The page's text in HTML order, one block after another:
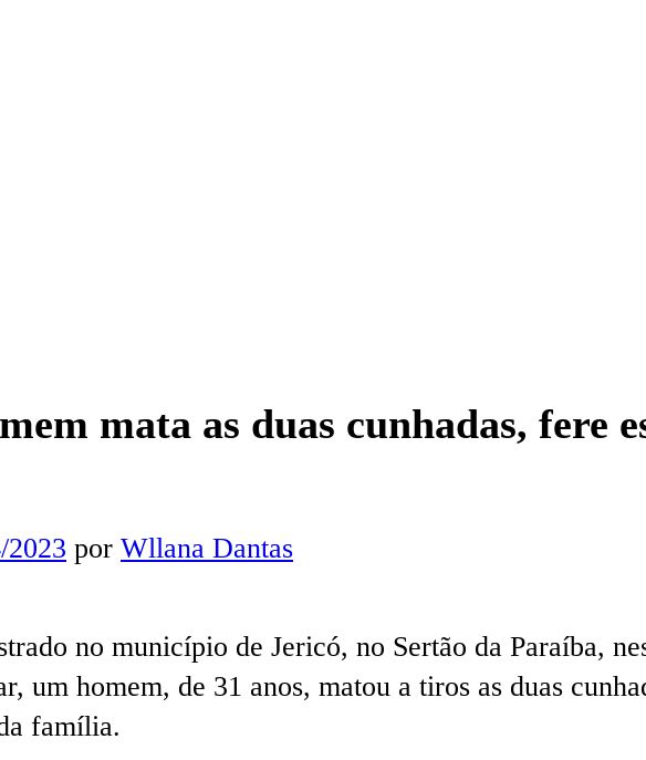
mata as duas cunhadas, fere
2023 por Wllana Dantas
no município de Jericó, no Sertão da Paraíba,
um homem, de 31 anos, matou a tiros as duas
família.